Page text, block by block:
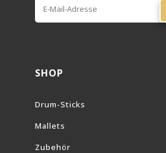
SHOP
Drum-Sticks
Mallets
Zubehör